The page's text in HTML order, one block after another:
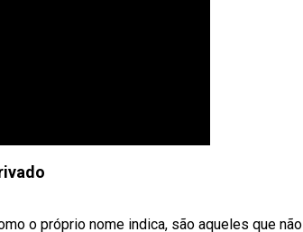
o próprio nome indica, são aqueles que não